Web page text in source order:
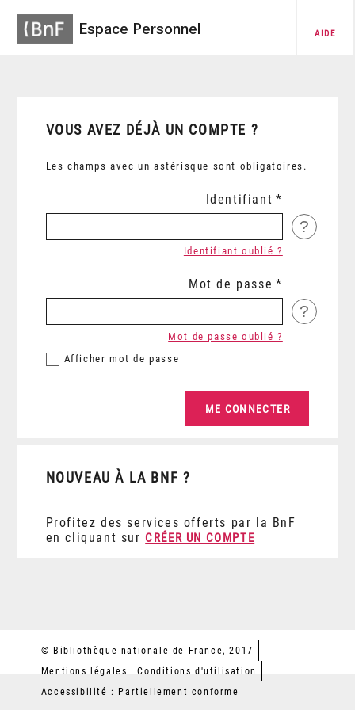
Espace Personnel AIDE
VOUS AVEZ DÉJÀ UN COMPTE ?
Les champs avec un astérisque sont obligatoires.
Identifiant
?
Identifiant oublié ?
Mot de passe
?
Afficher mot de passe
Mot de passe oublié ?
NOUVEAU À LA BNF ?
Profitez des services offerts par la BnF
en cliquant sur CRÉER UN COMPTE
© Bibliothèque nationale de France, 2017
Mentions légales
Conditions d'utilisation
Accessibilité : Partiellement conforme